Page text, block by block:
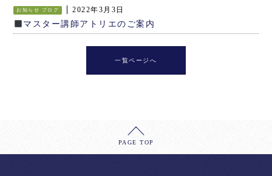
お知らせ ブログ 2022年3月3日
マスター講師アトリエのご案内
一覧ページへ
PAGE TOP